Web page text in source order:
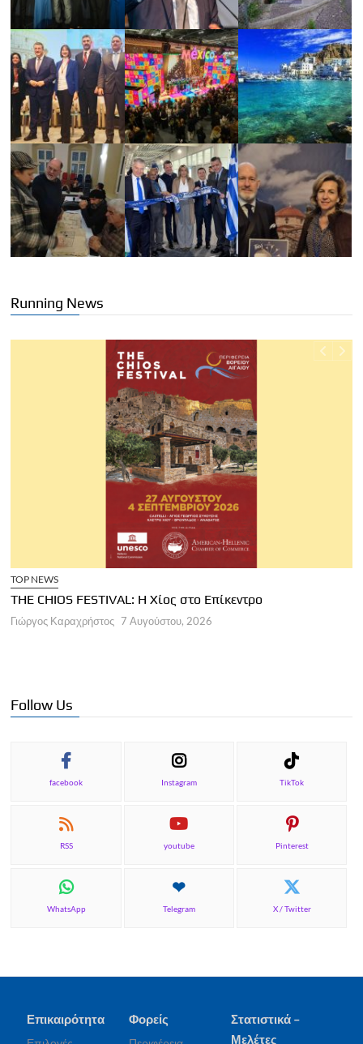
Running News
TOP NEWS
THE CHIOS FESTIVAL: Η Χίος στο Επίκεντρο
Γιώργος Καραχρήστος 7 Αυγούστου, 2026
Follow Us
facebook Instagram TikTok
RSS youtube Pinterest
WhatsApp Telegram X / Twitter
Επικαιρότητα Φορείς
Στατιστικά –
Μελέτες